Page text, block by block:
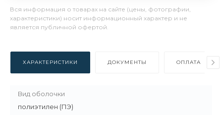
Вся информация о товарах на сайте (цены, фотографии,
характеристики) носит информационный характер и не
является публичной офертой.
ХАРАКТЕРИСТИКИ ДОКУМЕНТЫ ОПЛАТА
Вид оболочки
полиэтилен (ПЭ)